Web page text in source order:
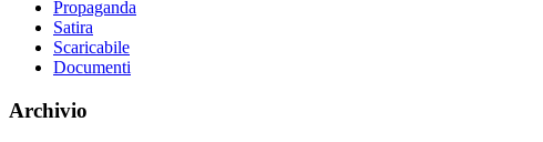
Propaganda
Satira
Scaricabile
Documenti
Archivio